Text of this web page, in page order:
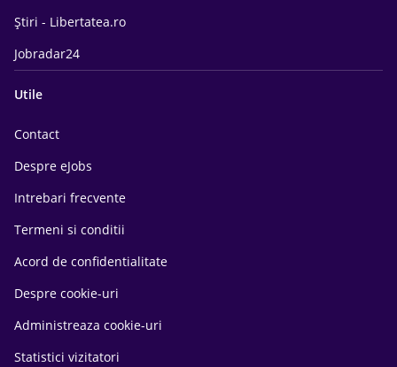
Știri - Libertatea.ro
Jobradar24
Utile
Contact
Despre eJobs
Intrebari frecvente
Termeni si conditii
Acord de confidentialitate
Despre cookie-uri
Administreaza cookie-uri
Statistici vizitatori